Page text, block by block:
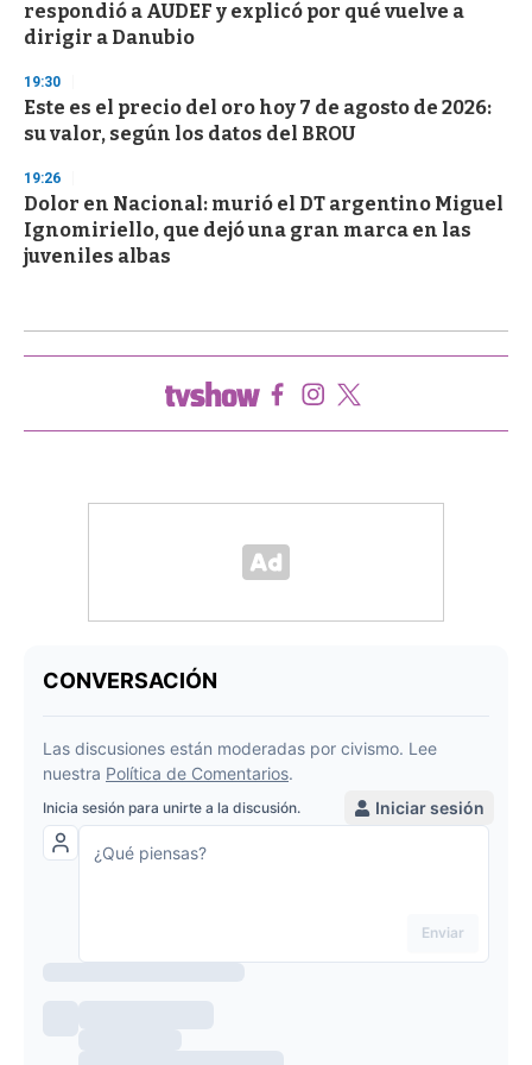
respondió a AUDEF y explicó por qué vuelve a
dirigir a Danubio
19:30
Este es el precio del oro hoy 7 de agosto de 2026:
su valor, según los datos del BROU
19:26
Dolor en Nacional: murió el DT argentino Miguel
Ignomiriello, que dejó una gran marca en las
juveniles albas